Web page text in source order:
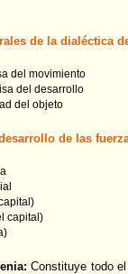
de la dialéctica
del movimiento
del desarrollo
del objeto
de las
capital)
Constituye todo